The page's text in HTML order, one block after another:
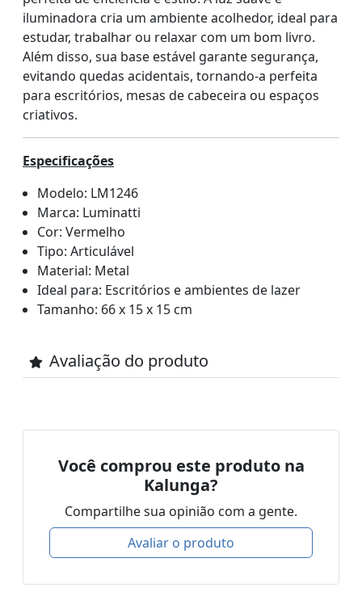
iluminadora cria um ambiente acolhedor, ideal para
estudar, trabalhar ou relaxar com um bom livro.
Além disso, sua base estável garante segurança,
evitando quedas acidentais, tornando-a perfeita
para escritórios, mesas de cabeceira ou espaços
criativos.
Especificações
Modelo: LM1246
Marca: Luminatti
Cor: Vermelho
Tipo: Articulável
Material: Metal
Ideal para: Escritórios e ambientes de lazer
Tamanho: 66 x 15 x 15 cm
Avaliação do produto
Você comprou este produto na
Kalunga?
Compartilhe sua opinião com a gente.
Avaliar o produto